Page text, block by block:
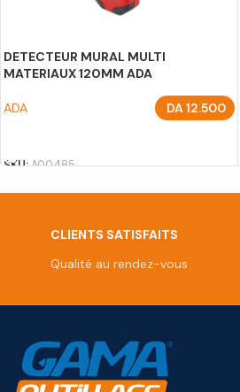
DETECTEUR MURAL MULTI
MATERIAUX 120MM ADA
ADA DA12.500
SKU:A00485
CLIENTS SATISFAITS
Qualité au rendez-vous